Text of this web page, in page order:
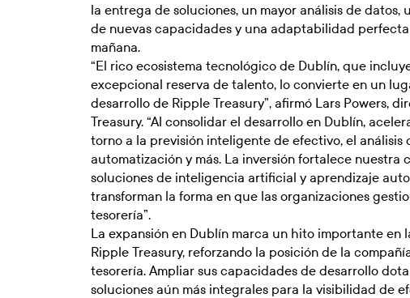
la entrega de soluciones, un mayor análisis de datos,
de nuevas capacidades y una adaptabilidad
mañana.
“El rico ecosistema tecnológico de Dublín, que
excepcional reserva de talento, lo convierte en un
desarrollo de Ripple Treasury”, afirmó Lars Powers,
Treasury. “Al consolidar el desarrollo en Dublín,
torno a la previsión inteligente de efectivo, el análisis
automatización y más. La inversión fortalece nuestra
soluciones de inteligencia artificial y aprendizaje
transforman la forma en que las organizaciones
tesorería”.
La expansión en Dublín marca un hito importante
Ripple Treasury, reforzando la posición de la
tesorería. Ampliar sus capacidades de desarrollo
soluciones aún más integrales para la visibilidad de